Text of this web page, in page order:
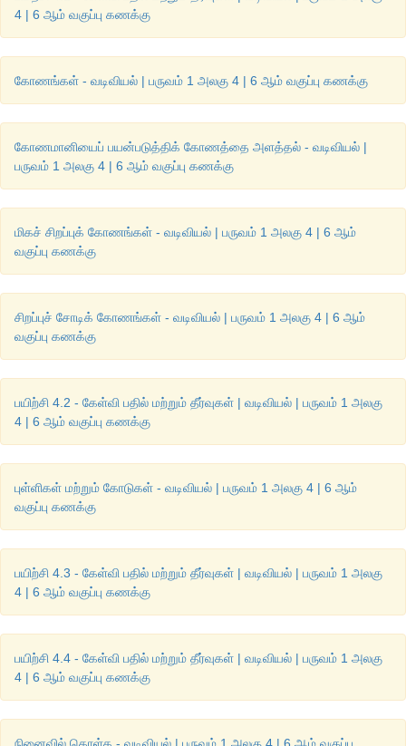
4 | 6 ஆம் வகுப்பு கணக்கு
கோணங்கள் - வடிவியல் | பருவம் 1 அலகு 4 | 6 ஆம் வகுப்பு கணக்கு
கோணமானியைப் பயன்படுத்திக் கோணத்தை அளத்தல் - வடிவியல் |
பருவம் 1 அலகு 4 | 6 ஆம் வகுப்பு கணக்கு
மிகச் சிறப்புக் கோணங்கள் - வடிவியல் | பருவம் 1 அலகு 4 | 6 ஆம்
வகுப்பு கணக்கு
சிறப்புச் சோடிக் கோணங்கள் - வடிவியல் | பருவம் 1 அலகு 4 | 6 ஆம்
வகுப்பு கணக்கு
பயிற்சி 4.2 - கேள்வி பதில் மற்றும் தீர்வுகள் | வடிவியல் | பருவம் 1 அலகு
4 | 6 ஆம் வகுப்பு கணக்கு
புள்ளிகள் மற்றும் கோடுகள் - வடிவியல் | பருவம் 1 அலகு 4 | 6 ஆம்
வகுப்பு கணக்கு
பயிற்சி 4.3 - கேள்வி பதில் மற்றும் தீர்வுகள் | வடிவியல் | பருவம் 1 அலகு
4 | 6 ஆம் வகுப்பு கணக்கு
பயிற்சி 4.4 - கேள்வி பதில் மற்றும் தீர்வுகள் | வடிவியல் | பருவம் 1 அலகு
4 | 6 ஆம் வகுப்பு கணக்கு